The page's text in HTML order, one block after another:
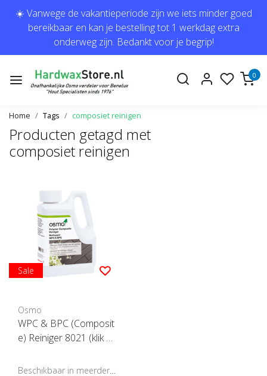
☀️ Vanwege de vakantieperiode zijn we iets minder goed
bereikbaar en kan je bestelling tot 1 werkdag extra
onderweg zijn. Bedankt voor je begrip!
0
Home Tags composiet reinigen
Producten getagd met
composiet reinigen
Sale
Osmo
WPC & BPC (Composit
e) Reiniger 8021 (klik hi